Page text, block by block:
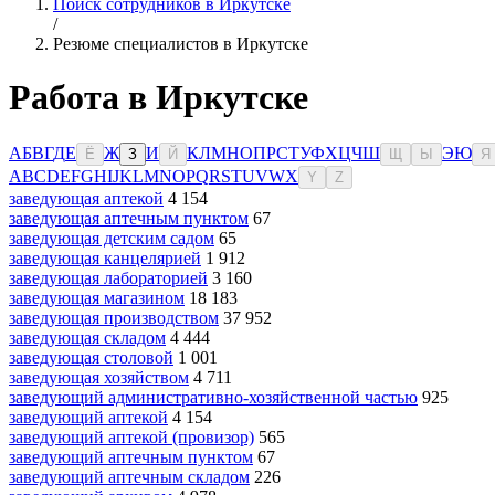
Поиск сотрудников в Иркутске
/
Резюме специалистов в Иркутске
Работа в Иркутске
АБВГДЕ Ё Ж З И Й КЛМНОПРСТУФХЦЧШ Ы ЭЮ Я
ABCDEFGHIJKLMNOPQRSTUVWX Y Z
заведующая аптекой 4 154
заведующая аптечным пунктом 67
заведующая детским садом 65
заведующая канцелярией 1 912
заведующая лабораторией 3 160
заведующая магазином 18 183
заведующая производством 37 952
заведующая складом 4 444
заведующая столовой 1 001
заведующая хозяйством 4 711
заведующий административно-хозяйственной частью 925
заведующий аптекой 4 154
заведующий аптекой (провизор) 565
заведующий аптечным пунктом 67
заведующий аптечным складом 226